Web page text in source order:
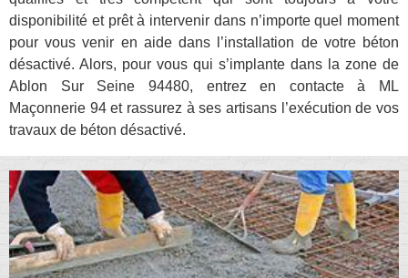
disponibilité et prêt à intervenir dans n’importe quel moment
pour vous venir en aide dans l’installation de votre béton
désactivé. Alors, pour vous qui s’implante dans la zone de
Ablon Sur Seine 94480, entrez en contacte à ML
Maçonnerie 94 et rassurez à ses artisans l’exécution de vos
travaux de béton désactivé.